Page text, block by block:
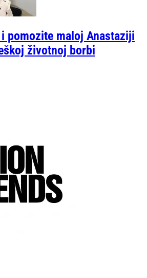
pomozite maloj Anastaziji
životnoj borbi